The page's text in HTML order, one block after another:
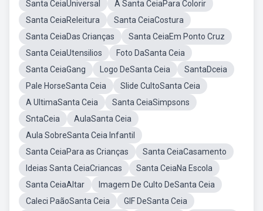
Santa CeiaUniversal
A Santa CeiaPara Colorir
Santa CeiaReleitura
Santa CeiaCostura
Santa CeiaDas Crianças
Santa CeiaEm Ponto Cruz
Santa CeiaUtensilios
Foto DaSanta Ceia
Santa CeiaGang
Logo DeSanta Ceia
SantaDceia
Pale HorseSanta Ceia
Slide CultoSanta Ceia
A UltimaSanta Ceia
Santa CeiaSimpsons
SntaCeia
AulaSanta Ceia
Aula SobreSanta Ceia Infantil
Santa CeiaPara as Crianças
Santa CeiaCasamento
Ideias Santa CeiaCriancas
Santa CeiaNa Escola
Santa CeiaAltar
Imagem De Culto DeSanta Ceia
Caleci PaãoSanta Ceia
GIF DeSanta Ceia